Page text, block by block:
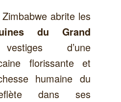
abrite les
du Grand
d’une
florissante et
humaine du
dans ses